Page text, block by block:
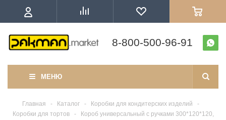
8-800-500-96-91
МЕНЮ
Главная - Каталог - Коробки для кондитерских изделий
-
Коробки для тортов
-
Короб универсальный с ручками 300*120*120,